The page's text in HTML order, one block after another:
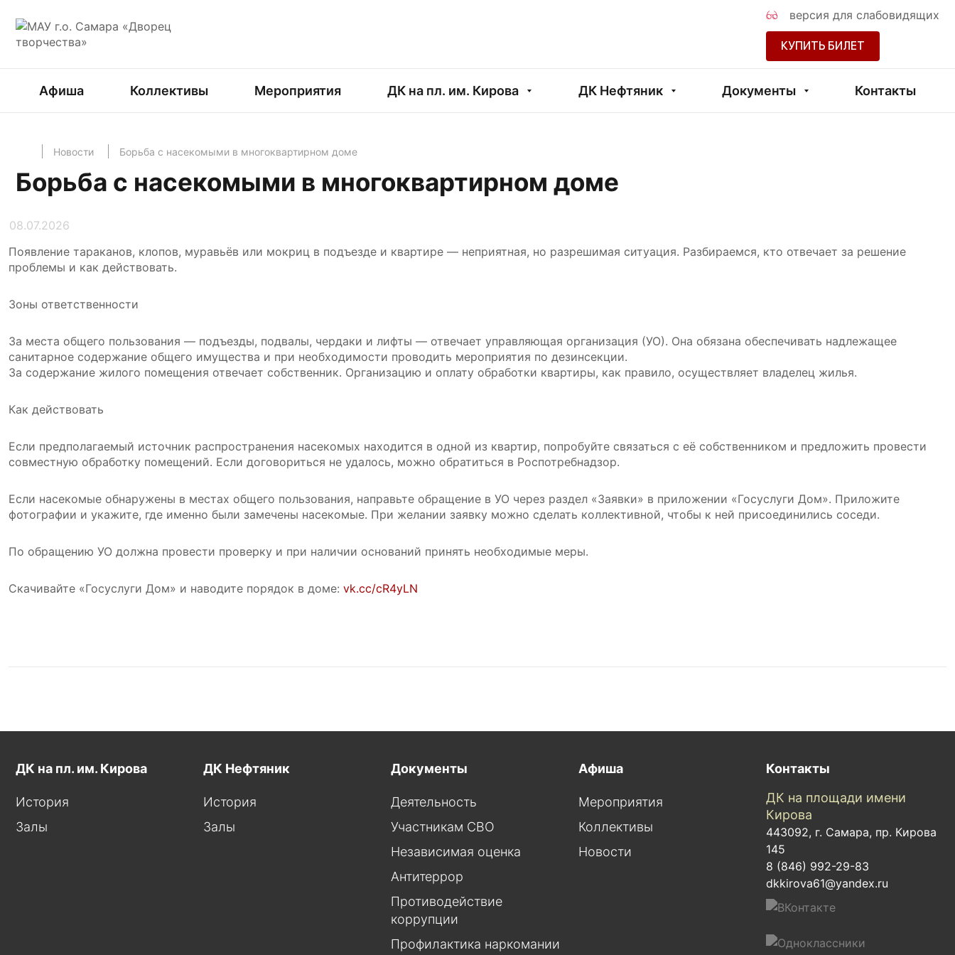
версия для слабовидящих
КУПИТЬ БИЛЕТ
Афиша Коллективы Мероприятия ДК на пл. им. Кирова ДК Нефтяник Документы Контакты
Новости Борьба с насекомыми в многоквартирном доме
Борьба с насекомыми в многоквартирном доме
08.07.2026
Появление тараканов, клопов, муравьёв или мокриц в подъезде и квартире — неприятная, но разрешимая ситуация. Разбираемся, кто отвечает за решение
проблемы и как действовать.
Зоны ответственности
За места общего пользования — подъезды, подвалы, чердаки и лифты — отвечает управляющая организация (УО). Она обязана обеспечивать надлежащее
санитарное содержание общего имущества и при необходимости проводить мероприятия по дезинсекции.
За содержание жилого помещения отвечает собственник. Организацию и оплату обработки квартиры, как правило, осуществляет владелец жилья.
Как действовать
Если предполагаемый источник распространения насекомых находится в одной из квартир, попробуйте связаться с её собственником и предложить провести
совместную обработку помещений. Если договориться не удалось, можно обратиться в Роспотребнадзор.
Если насекомые обнаружены в местах общего пользования, направьте обращение в УО через раздел «Заявки» в приложении «Госуслуги Дом». Приложите
фотографии и укажите, где именно были замечены насекомые. При желании заявку можно сделать коллективной, чтобы к ней присоединились соседи.
По обращению УО должна провести проверку и при наличии оснований принять необходимые меры.
Скачивайте «Госуслуги Дом» и наводите порядок в доме: vk.cc/cR4yLN
ДК на пл. им. Кирова
История
Залы
ДК Нефтяник
История
Залы
Документы
Деятельность
Участникам СВО
Независимая оценка
Антитеррор
Противодействие
коррупции
Профилактика наркомании
Афиша
Мероприятия
Коллективы
Новости
Контакты
ДК на площади имени
Кирова
443092, г. Самара, пр. Кирова
145
8 (846) 992-29-83
dkkirova61@yandex.ru